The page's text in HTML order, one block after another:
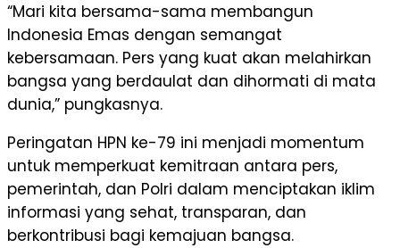
“Mari kita bersama-sama membangun
Indonesia Emas dengan semangat
kebersamaan. Pers yang kuat akan melahirkan
bangsa yang berdaulat dan dihormati di mata
dunia,” pungkasnya.
Peringatan HPN ke-79 ini menjadi momentum
untuk memperkuat kemitraan antara pers,
pemerintah, dan Polri dalam menciptakan iklim
informasi yang sehat, transparan, dan
berkontribusi bagi kemajuan bangsa.